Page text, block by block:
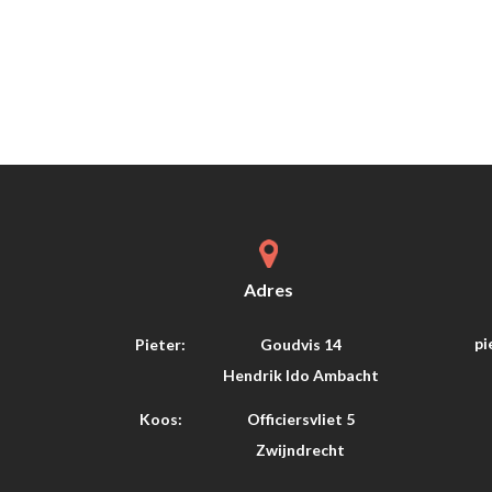
Adres
Pieter:
Goudvis 14
Hendrik Ido Ambacht
Koos:
Officiersvliet 5
Zwijndrecht